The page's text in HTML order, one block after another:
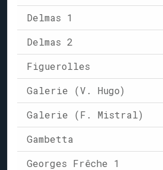
Delmas 1
Delmas 2
Figuerolles
Galerie (V. Hugo)
Galerie (F. Mistral)
Gambetta
Georges Frêche 1